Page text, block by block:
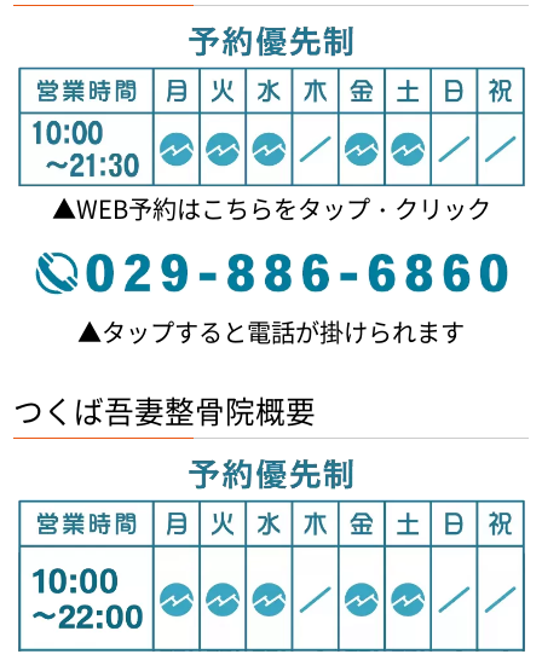
▲WEB予約はこちらをタップ・クリック
▲タップすると電話が掛けられます
つくば吾妻整骨院概要